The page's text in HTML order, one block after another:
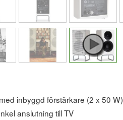
inbyggd förstärkare (2 x 50 W)
anslutning till TV